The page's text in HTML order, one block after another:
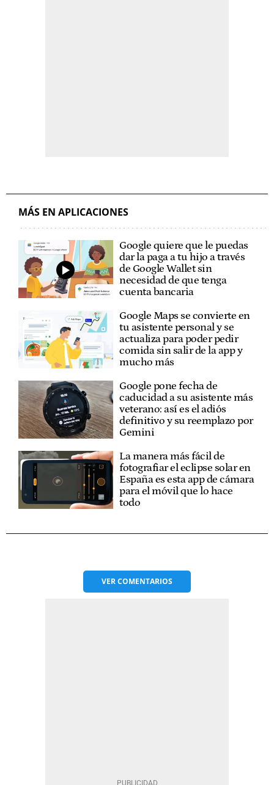
MÁS EN APLICACIONES
Google quiere que le puedas
dar la paga a tu hijo a través
de Google Wallet sin
necesidad de que tenga
cuenta bancaria
Google Maps se convierte en
tu asistente personal y se
actualiza para poder pedir
comida sin salir de la app y
mucho más
Google pone fecha de
caducidad a su asistente más
veterano: así es el adiós
definitivo y su reemplazo por
Gemini
La manera más fácil de
fotografiar el eclipse solar en
España es esta app de cámara
para el móvil que lo hace
todo
VERCOMENTARIOS